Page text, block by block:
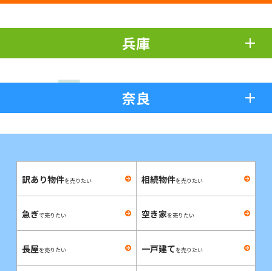
兵庫
奈良
訳あり物件を売りたい 相続物件を売りたい
急ぎで売りたい 空き家を売りたい
長屋を売りたい 一戸建てを売りたい